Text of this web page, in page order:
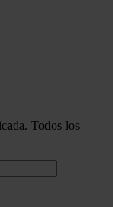
Todos los